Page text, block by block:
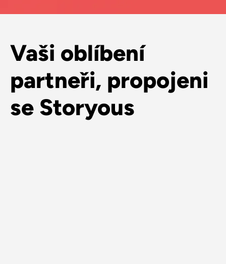
Vaši oblíbení
partneři, propojeni
se Storyous